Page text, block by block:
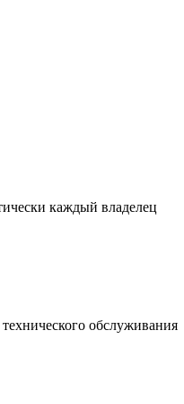
каждый владелец
обслуживания